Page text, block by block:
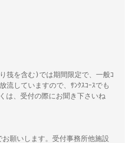
筏を含む)では期間限定で、一般ｺ
流していますので、ｻﾝｸｽｺｰｽでも
は、受付の際にお聞き下さいね
お願いします。受付事務所他施設